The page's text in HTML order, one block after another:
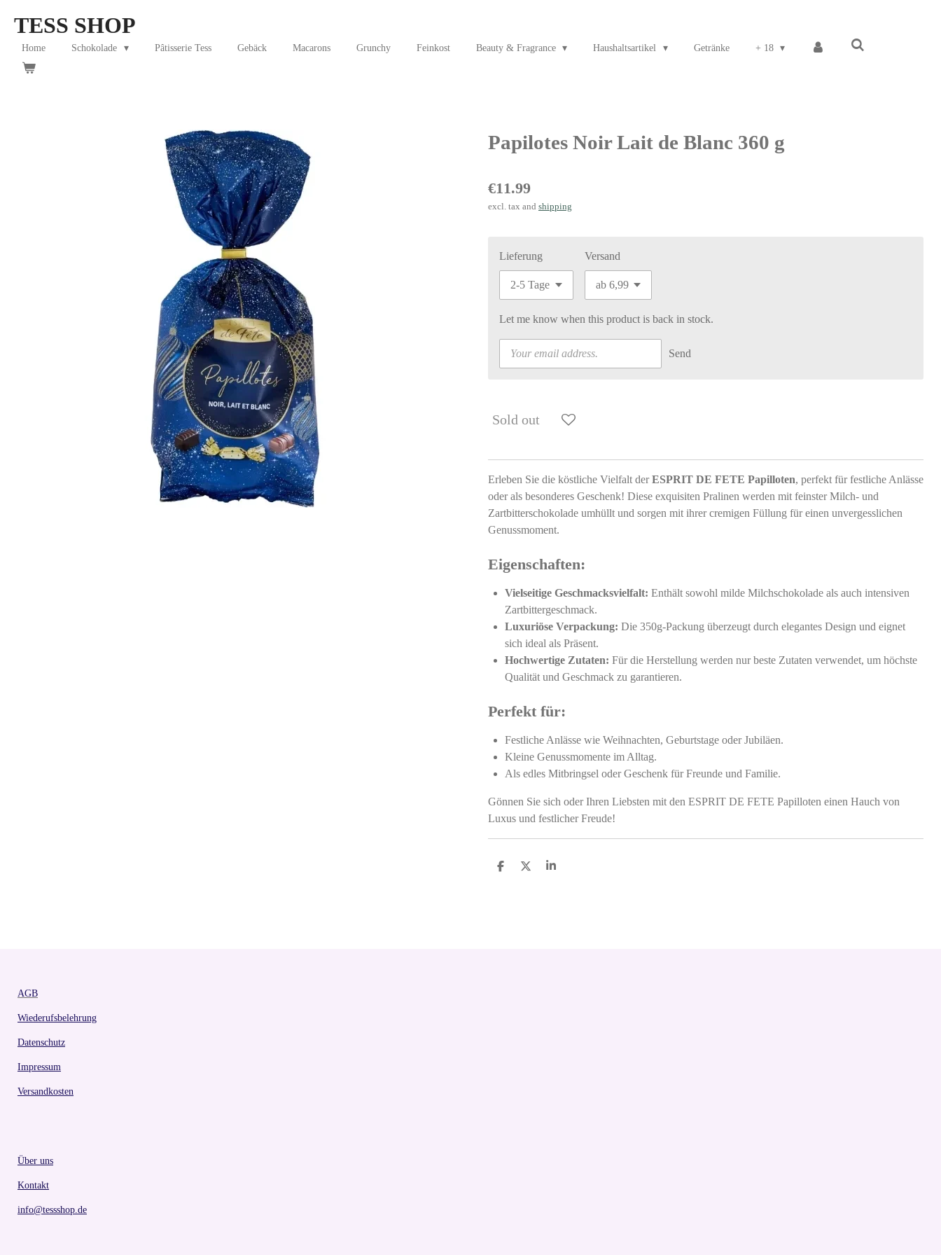
main
content
TESS SHOP
Home Schokolade Pâtisserie Tess Gebäck Macarons Grunchy Feinkost Beauty & Fragrance Haushaltsartikel Getränke + 18
Papilotes Noir Lait de Blanc 360 g
€11.99
excl. tax and shipping
Lieferung Versand
Let me know when this product is back in stock.
Send
Sold out
Erleben Sie die köstliche Vielfalt derESPRIT DE FETE Papilloten, perfekt für festliche Anlässe
oder als besonderes Geschenk! Diese exquisiten Pralinen werden mit feinster Milch- und
Zartbitterschokolade umhüllt und sorgen mit ihrer cremigen Füllung für einen unvergesslichen
Genussmoment.
Eigenschaften:
Vielseitige Geschmacksvielfalt: Enthält sowohl milde Milchschokolade als auch intensiven
Zartbittergeschmack.
Luxuriöse Verpackung: Die 350g-Packung überzeugt durch elegantes Design und eignet
sich ideal als Präsent.
Hochwertige Zutaten: Für die Herstellung werden nur beste Zutaten verwendet, um höchste
Qualität und Geschmack zu garantieren.
Perfekt für:
Festliche Anlässe wie Weihnachten, Geburtstage oder Jubiläen.
Kleine Genussmomente im Alltag.
Als edles Mitbringsel oder Geschenk für Freunde und Familie.
Gönnen Sie sich oder Ihren Liebsten mit den ESPRIT DE FETE Papilloten einen Hauch von
Luxus und festlicher Freude!
S
S
S
AGB
Wiederufsbelehrung
Datenschutz
Impressum
Versandkosten
Über uns
Kontakt
info@tessshop.de